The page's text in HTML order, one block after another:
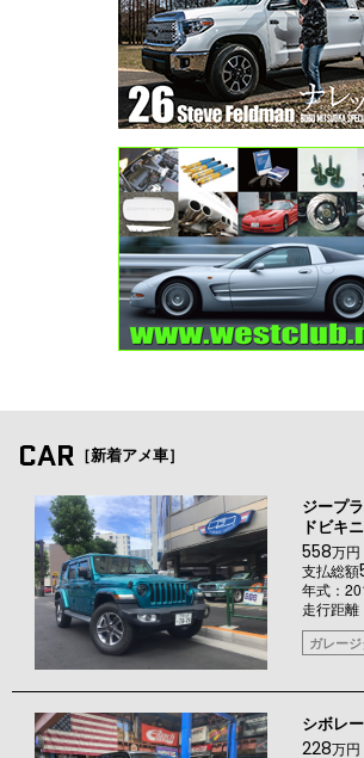
CAR ［新着アメ車］
ジープ
ドビキ
558万円
支払総額
年式：
走行距
ガレー
シボレ
228万円